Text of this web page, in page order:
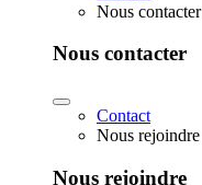
Nous contacter
Nous contacter
Contact
Nous rejoindre
Nous rejoindre